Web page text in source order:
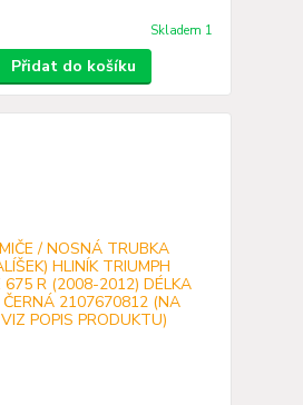
Skladem 1
Přidat do košíku